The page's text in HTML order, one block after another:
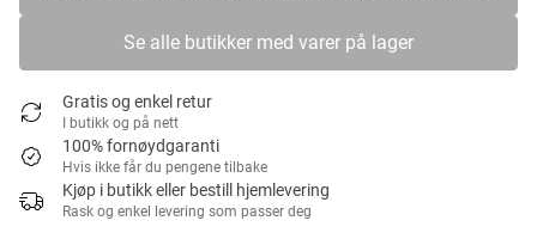
Se alle butikker med varer på lager
Gratis og enkel retur
I butikk og på nett
100% fornøydgaranti
Hvis ikke får du pengene tilbake
Kjøp i butikk eller bestill hjemlevering
Rask og enkel levering som passer deg